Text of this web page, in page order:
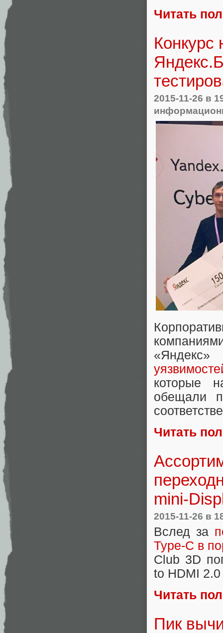
Читать
Конкурс
2015-11-26 в
«Яндекс»
которые
обещали
Читать
mini-
2015-11-26 в
Вслед за
Type-C в
Club 3D
to HDMI
Читать
Пик